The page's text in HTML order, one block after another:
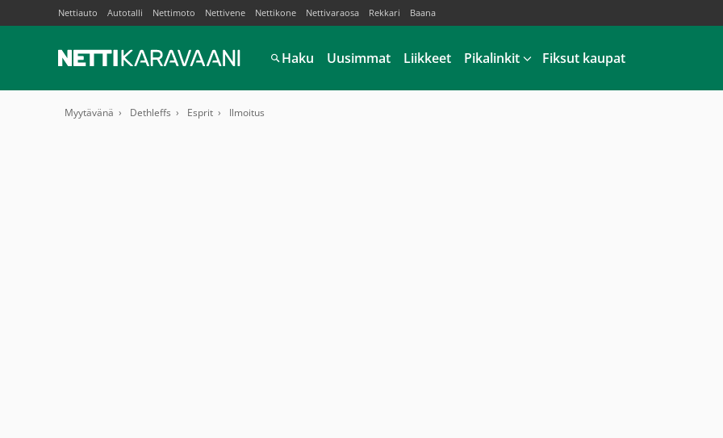
Nettiauto Autotalli Nettimoto Nettivene Nettikone Nettivaraosa Rekkari Baana
Haku Uusimmat Liikkeet Pikalinkit Fiksut kaupat
Myytävänä Dethleffs Esprit Ilmoitus